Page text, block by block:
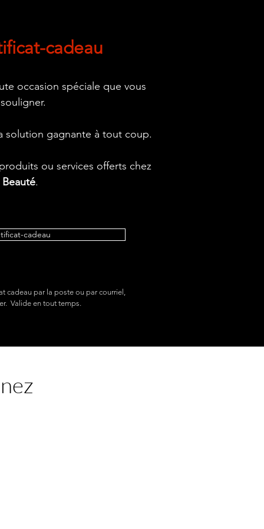
cadeau
occasion spéciale que vous
solution gagnante à tout coup.
ou services offerts chez
.
cadeau
cadeau par la poste ou par courriel,
Valide en tout temps.